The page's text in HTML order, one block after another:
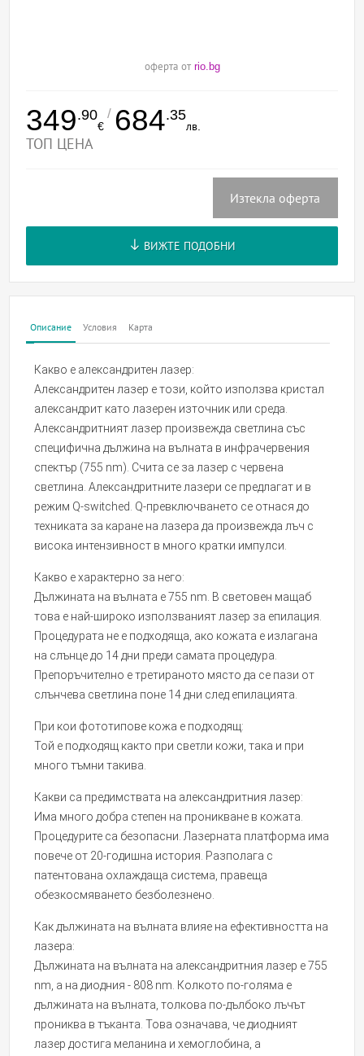
оферта от rio.bg
349.90
€
/ 684.35
лв.
ТОП ЦЕНА
Изтекла оферта
ВИЖТЕ ПОДОБНИ
Описание Условия Карта
Какво е александритен лазер:
Александритен лазер е този, който използва кристал
александрит като лазерен източник или среда.
Александритният лазер произвежда светлина със
специфична дължина на вълната в инфрачервения
спектър (755 nm). Счита се за лазер с червена
светлина. Александритните лазери се предлагат и в
режим Q-switched. Q-превключването се отнася до
техниката за каране на лазера да произвежда лъч с
висока интензивност в много кратки импулси.
Какво е характерно за него:
Дължината на вълната е 755 nm. В световен мащаб
това е най-широко използваният лазер за епилация.
Процедурата не е подходяща, ако кожата е излагана
на слънце до 14 дни преди самата процедура.
Препоръчително е третираното място да се пази от
слънчева светлина поне 14 дни след епилацията.
При кои фототипове кожа е подходящ:
Той е подходящ както при светли кожи, така и при
много тъмни такива.
Какви са предимствата на александритния лазер:
Има много добра степен на проникване в кожата.
Процедурите са безопасни. Лазерната платформа има
повече от 20-годишна история. Разполага с
патентована охлаждаща система, правеща
обезкосмяването безболезнено.
Как дължината на вълната влияе на ефективността на
лазера:
Дължината на вълната на александритния лазер е 755
nm, а на диодния - 808 nm. Колкото по-голяма е
дължината на вълната, толкова по-дълбоко лъчът
прониква в тъканта. Това означава, че диодният
лазер достига меланина и хемоглобина, а